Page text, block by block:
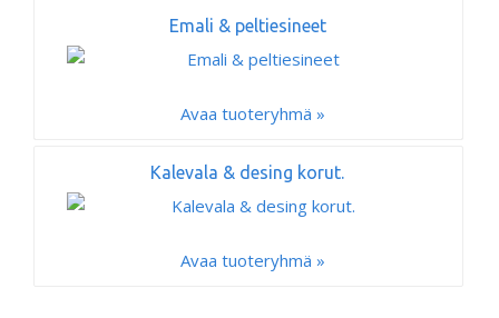
Emali & peltiesineet
Avaa tuoteryhmä »
Kalevala & desing korut.
Avaa tuoteryhmä »